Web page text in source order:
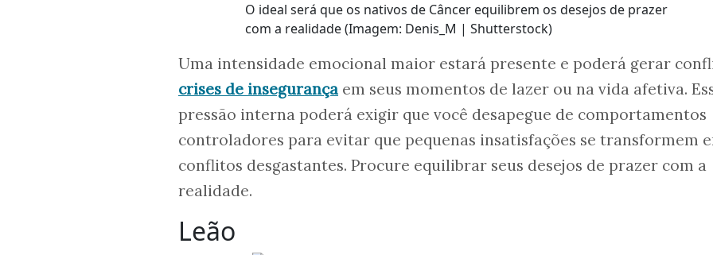
O ideal será que os nativos de Câncer equilibrem os desejos de prazer
com a realidade (Imagem: Denis_M | Shutterstock)
Uma intensidade emocional maior estará presente e poderá gerar
crises de insegurança em seus momentos de lazer ou na vida afetiva.
pressão interna poderá exigir que você desapegue de comportamentos
controladores para evitar que pequenas insatisfações se transformem
conflitos desgastantes. Procure equilibrar seus desejos de prazer com a
realidade.
Leão